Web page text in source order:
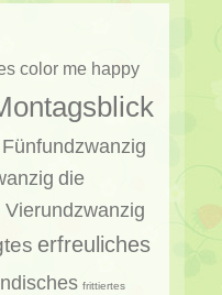
color me happy
die
Vierundzwanzig
erfreuliches
frittiertes